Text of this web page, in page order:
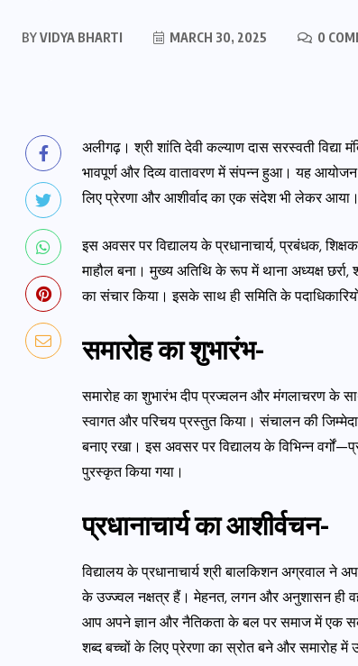
BYVIDYA BHARTI MARCH 30, 2025 0
अलीगढ़। श्री शांति देवी कल्याण दास सरस्वती विद्या
भावपूर्ण और दिव्य वातावरण में संपन्न हुआ। यह आयोजन
लिए प्रेरणा और आशीर्वाद का एक संदेश भी लेकर आया।
इस अवसर पर विद्यालय के प्रधानाचार्य, प्रबंधक,
माहौल बना। मुख्य अतिथि के रूप में थाना अध्यक्ष छर्रा,
का संचार किया। इसके साथ ही समिति के
समारोह का शुभारंभ-
समारोह का शुभारंभ दीप प्रज्वलन और मंगलाचरण के
स्वागत और परिचय प्रस्तुत किया। संचालन की
बनाए रखा। इस अवसर पर विद्यालय के विभिन्न
पुरस्कृत किया गया।
प्रधानाचार्य का आशीर्वचन-
विद्यालय के प्रधानाचार्य श्री बालकिशन अग्रवाल ने
के उज्ज्वल नक्षत्र हैं। मेहनत, लगन और अनुशासन ही
आप अपने ज्ञान और नैतिकता के बल पर समाज में एक
शब्द बच्चों के लिए प्रेरणा का स्रोत बने और समारोह में